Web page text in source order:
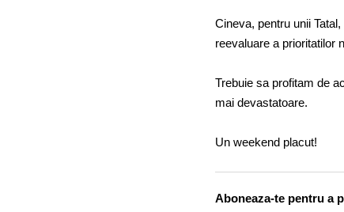
Cineva, pentru unii
reevaluare a prioritatilor
Trebuie sa profitam de
mai devastatoare.
Un weekend placut!
Aboneaza-te pentru a